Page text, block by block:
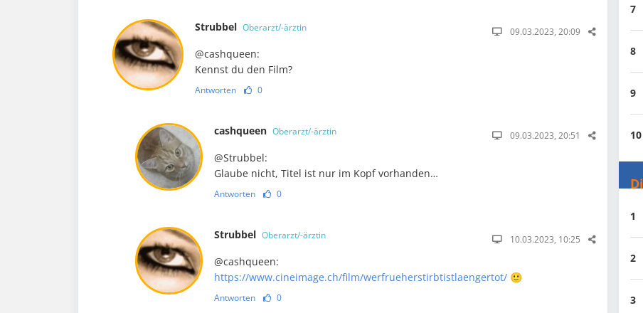
Strubbel Oberarzt/-ärztin 09.03.2023, 20:09
@cashqueen:
Kennst du den Film?
Antworten 0
cashqueen Oberarzt/-ärztin 09.03.2023, 20:51
@Strubbel:
Glaube nicht, Titel ist nur im Kopf vorhanden…
Antworten 0
Strubbel Oberarzt/-ärztin 10.03.2023, 10:25
@cashqueen:
https://www.cineimage.ch/film/werfrueherstirbtistlaengertot/🙂
Antworten 0
7
8
9
10
1
2
3